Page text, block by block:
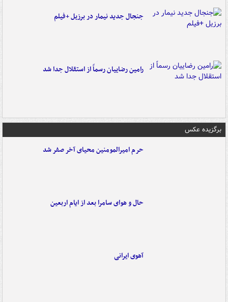
جنجال جدید نیمار در برزیل +فیلم
رامین رضاییان رسماً از استقلال جدا شد
برگزیده عکس
حرم امیرالمومنین محیای آخر صفر شد
حال و هوای سامرا بعد از ایام اربعین
آهوی ایرانی